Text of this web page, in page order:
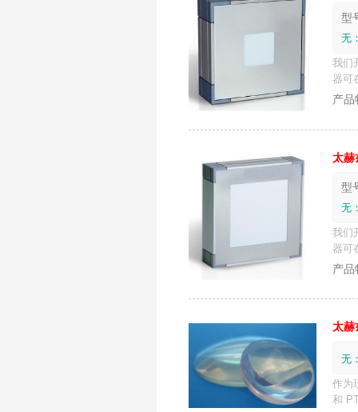
型
无
我们
器可
太赫
型
无
我们
器可
太赫
无
作为
和